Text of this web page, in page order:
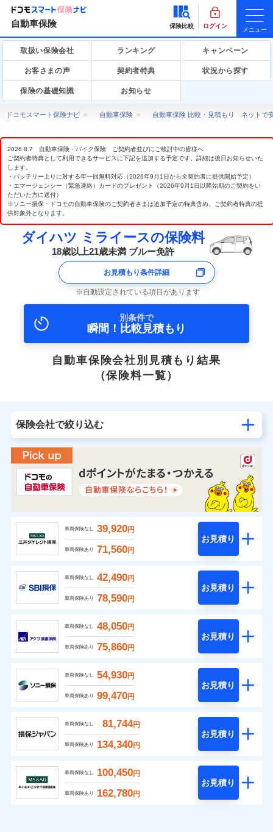
自動車保険 保険比較 ログイン
メニュー
取扱い保険会社 ランキング キャンペーン
お客さまの声 契約者特典 状況から探す
保険の基礎知識 お知らせ
ドコモスマート保険ナビ 自動車保険 自動車保険 比較・見積もり ネットで
2026.8.7 自動車保険・バイク保険 ご契約者並びにご検討中の皆様へ
ご契約者特典として利用できるサービスに下記を追加する予定です。詳細は後日お知らせいた
します。
・バッテリー上りに対する年一回無料対応（2026年9月1日から全契約者に提供開始予定）
・エマージェンシー（緊急連絡）カードのプレゼント（2026年9月1日以降始期のご契約をい
ただいた方に送付）
※ソニー損保・ドコモの自動車保険のご契約者さまは追加予定の特典含め、ご契約者特典の提
供対象外となります。
ダイハツ ミライースの保険料
18歳以上21歳未満 ブルー免許
お見積もり条件詳細
自動設定されている項目があります
別条件で
瞬間！比較見積もり
自動車保険会社別見積もり結果
（保険料一覧）
保険会社で絞り込む
車両保険なし 39,920円
車両保険あり 71,560円
お見積り
車両保険なし 42,490円
車両保険あり 78,590円
お見積り
車両保険なし 48,050円
車両保険あり 75,860円
お見積り
車両保険なし 54,930円
車両保険あり 99,470円
お見積り
車両保険なし 81,744円
車両保険あり 134,340円
お見積り
車両保険なし 100,450円
車両保険あり 162,780円
お見積り